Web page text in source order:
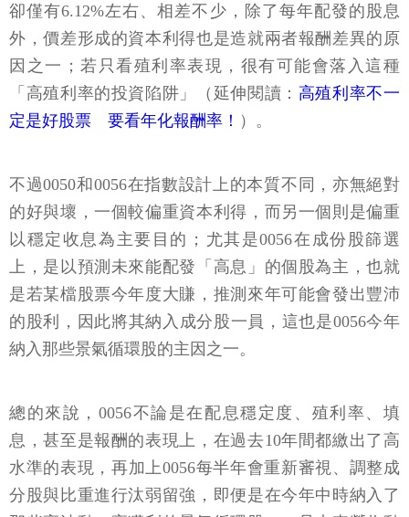
卻僅有6.12%左右、相差不少，除了每年配發的股息
外，價差形成的資本利得也是造就兩者報酬差異的原
因之一；若只看殖利率表現，很有可能會落入這種
「高殖利率的投資陷阱」（延伸閱讀： 高殖利率不一
定是好股票 要看年化報酬率！ ）。
不過0050和0056在指數設計上的本質不同，亦無絕對
的好與壞，一個較偏重資本利得，而另一個則是偏重
以穩定收息為主要目的；尤其是0056在成份股篩選
上，是以預測未來能配發「高息」的個股為主，也就
是若某檔股票今年度大賺，推測來年可能會發出豐沛
的股利，因此將其納入成分股一員，這也是0056今年
納入那些景氣循環股的主因之一。
總的來說，0056不論是在配息穩定度、殖利率、填
息，甚至是報酬的表現上，在過去10年間都繳出了高
水準的表現，再加上0056每半年會重新審視、調整成
分股與比重進行汰弱留強，即便是在今年中時納入了